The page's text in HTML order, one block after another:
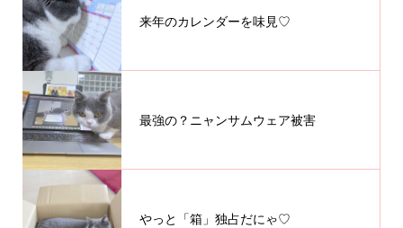
来年のカレンダーを味見♡
最強の？ニャンサムウェア被害
やっと「箱」独占だにゃ♡